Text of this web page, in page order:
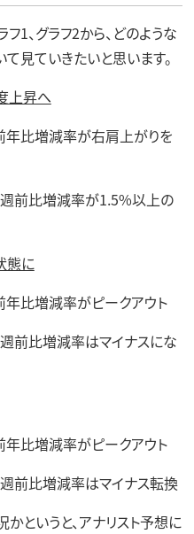
1、グラフ2から、どのような
見ていきたいと思います。
上昇へ
比増減率が右肩上がりを
前比増減率が1.5%以上の
態に
比増減率がピークアウト
前比増減率はマイナスにな
比増減率がピークアウト
前比増減率はマイナス転換
というと、アナリスト予想に